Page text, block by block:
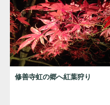
修善寺虹の郷へ紅葉狩り